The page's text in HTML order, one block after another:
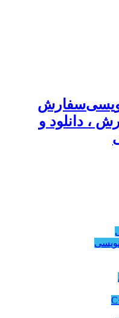
سفارش
، دانلود و